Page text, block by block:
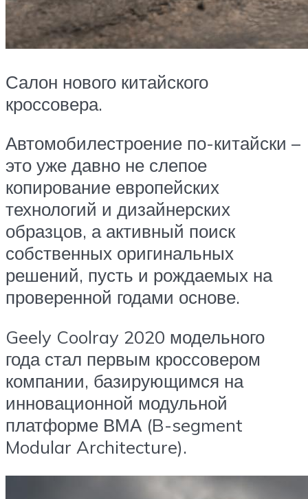
Салон нового китайского
кроссовера.
Автомобилестроение по-китайски –
это уже давно не слепое
копирование европейских
технологий и дизайнерских
образцов, а активный поиск
собственных оригинальных
решений, пусть и рождаемых на
проверенной годами основе.
Geely Coolray 2020 модельного
года стал первым кроссовером
компании, базирующимся на
инновационной модульной
платформе ВМА (B-segment
Modular Architecture).